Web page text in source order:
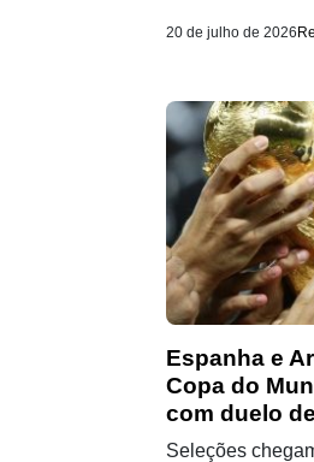
20 de julho de 2026
Espanha e
Copa do
com duelo
Seleções